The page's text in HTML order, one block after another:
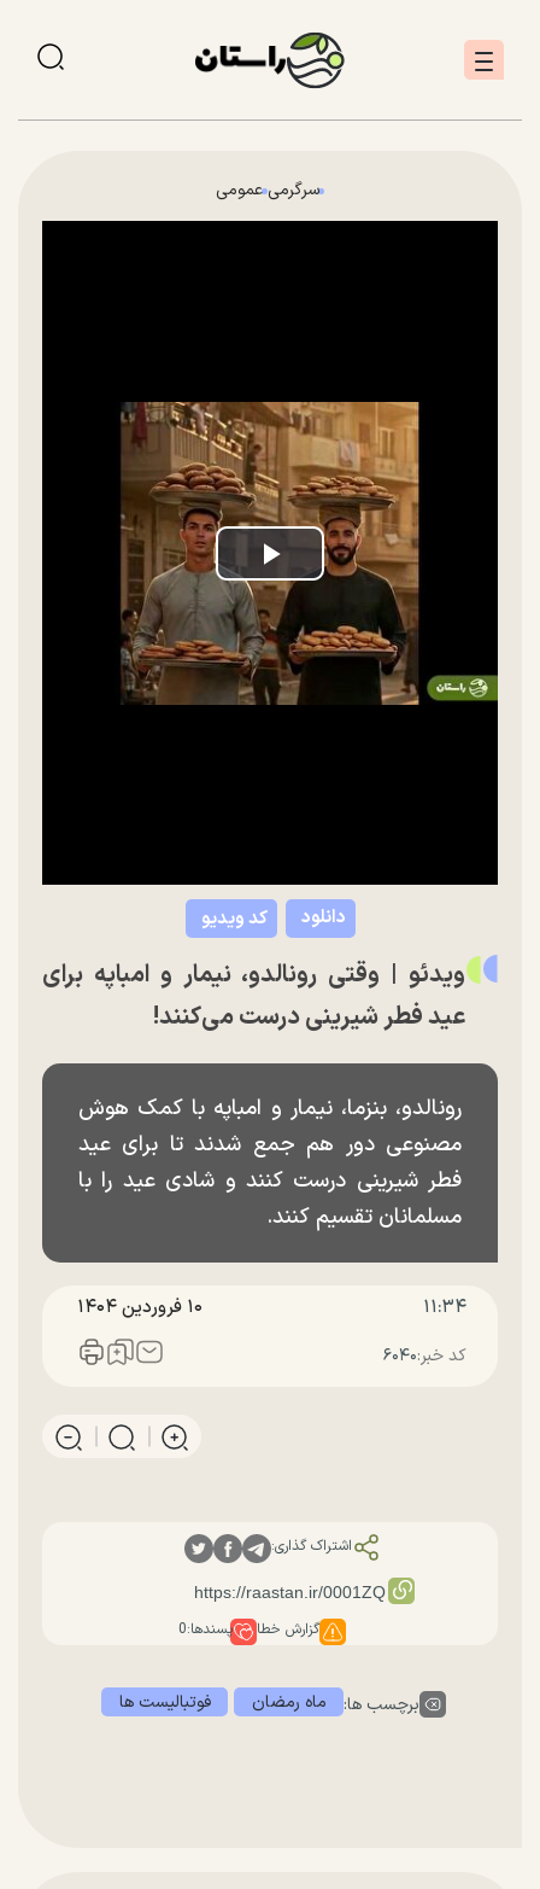
سرگرمی عمومی
Play
Video
کد ویدیو دانلود
ویدئو |‌ وقتی رونالدو، نیمار و امباپه برای
عید فطر شیرینی درست می‌کنند!
رونالدو، بنزما، نیمار و امباپه با کمک هوش
مصنوعی دور هم جمع شدند تا برای عید
فطر شیرینی درست کنند و شادی عید را با
مسلمانان تقسیم کنند.
۱۱:۳۴ ۱۰ فروردين ۱۴۰۴
کد خبر:۶۰۴۰
اشتراک گذاری:
گزارش خطا پسندها:0
برچسب ها: ماه رمضان فوتبالیست ها